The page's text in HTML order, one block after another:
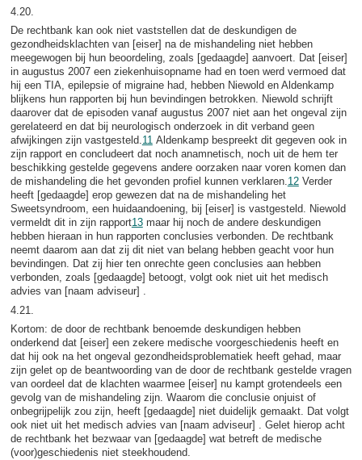
4.20.
De rechtbank kan ook niet vaststellen dat de deskundigen de
gezondheidsklachten van [eiser] na de mishandeling niet hebben
meegewogen bij hun beoordeling, zoals [gedaagde] aanvoert. Dat [eiser]
in augustus 2007 een ziekenhuisopname had en toen werd vermoed dat
hij een TIA, epilepsie of migraine had, hebben Niewold en Aldenkamp
blijkens hun rapporten bij hun bevindingen betrokken. Niewold schrijft
daarover dat de episoden vanaf augustus 2007 niet aan het ongeval zijn
gerelateerd en dat bij neurologisch onderzoek in dit verband geen
afwijkingen zijn vastgesteld.11Aldenkamp bespreekt dit gegeven ook in
zijn rapport en concludeert dat noch anamnetisch, noch uit de hem ter
beschikking gestelde gegevens andere oorzaken naar voren komen dan
de mishandeling die het gevonden profiel kunnen verklaren.12Verder
heeft [gedaagde] erop gewezen dat na de mishandeling het
Sweetsyndroom, een huidaandoening, bij [eiser] is vastgesteld. Niewold
vermeldt dit in zijn rapport13maar hij noch de andere deskundigen
hebben hieraan in hun rapporten conclusies verbonden. De rechtbank
neemt daarom aan dat zij dit niet van belang hebben geacht voor hun
bevindingen. Dat zij hier ten onrechte geen conclusies aan hebben
verbonden, zoals [gedaagde] betoogt, volgt ook niet uit het medisch
advies van [naam adviseur] .
4.21.
Kortom: de door de rechtbank benoemde deskundigen hebben
onderkend dat [eiser] een zekere medische voorgeschiedenis heeft en
dat hij ook na het ongeval gezondheidsproblematiek heeft gehad, maar
zijn gelet op de beantwoording van de door de rechtbank gestelde vragen
van oordeel dat de klachten waarmee [eiser] nu kampt grotendeels een
gevolg van de mishandeling zijn. Waarom die conclusie onjuist of
onbegrijpelijk zou zijn, heeft [gedaagde] niet duidelijk gemaakt. Dat volgt
ook niet uit het medisch advies van [naam adviseur] . Gelet hierop acht
de rechtbank het bezwaar van [gedaagde] wat betreft de medische
(voor)geschiedenis niet steekhoudend.